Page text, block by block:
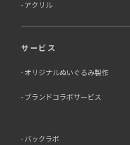
アクリル
サービス
オリジナルぬいぐるみ製作
ブランドコラボサービス
バックラボ